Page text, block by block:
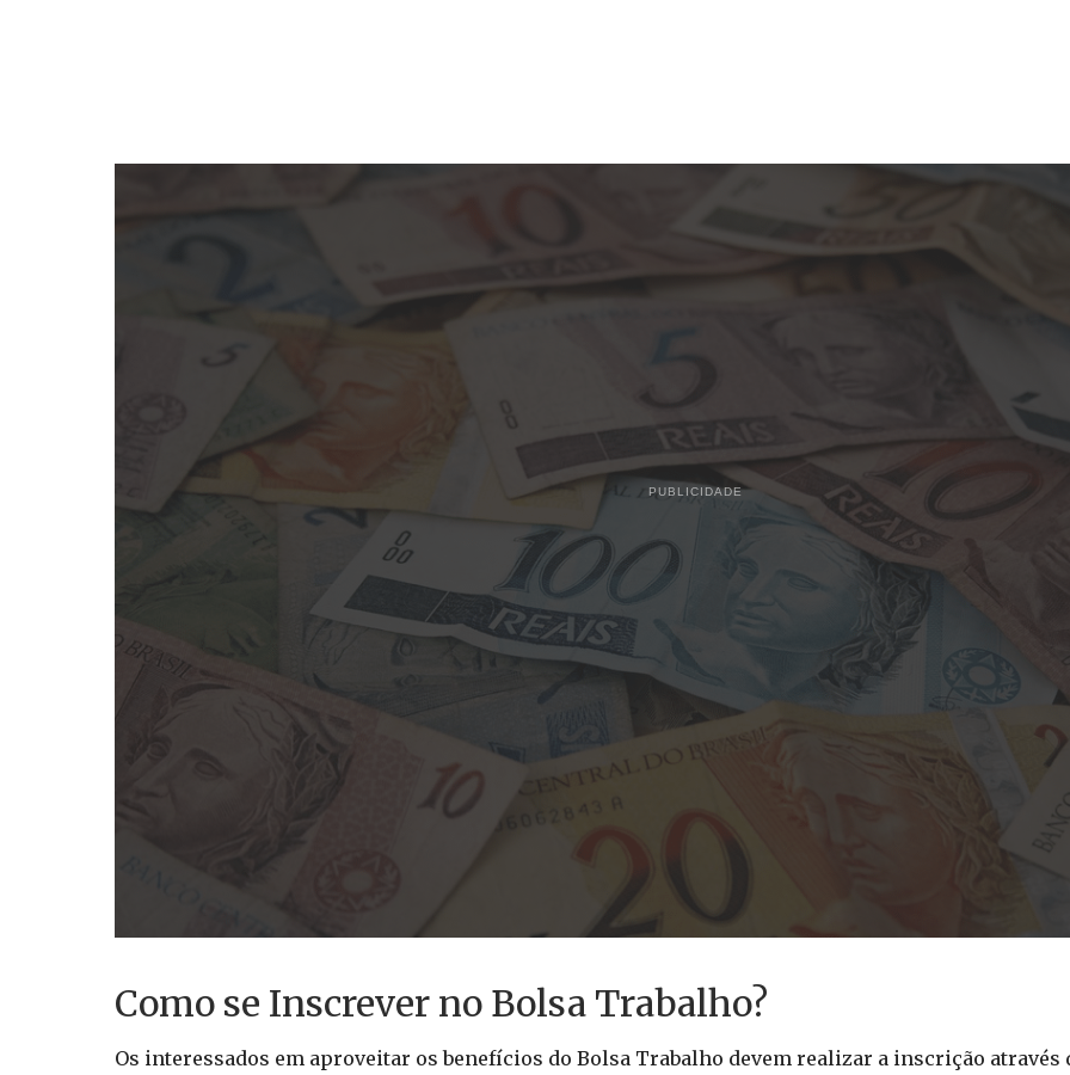
PUBLICIDADE
Como se Inscrever no Bolsa Trabalho?
Os interessados em aproveitar os benefícios do Bolsa Trabalho devem realizar a inscrição através